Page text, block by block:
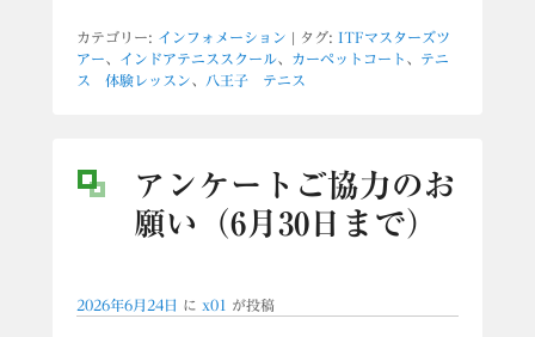
カテゴリー: インフォメーション | タグ: ITFマスターズツ
アー、 インドアテニススクール、 カーペットコート 、 テニ
ス 体験レッスン、 八王子 テニス
アンケートご協力のお
願い（6月30日まで）
2026年6月24日 に x01 が投稿